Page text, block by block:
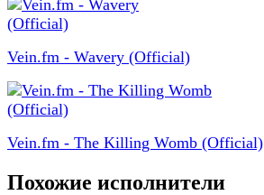
Vein.fm - Wavery (Official)
Vein.fm - The Killing Womb (Official)
Похожие исполнители